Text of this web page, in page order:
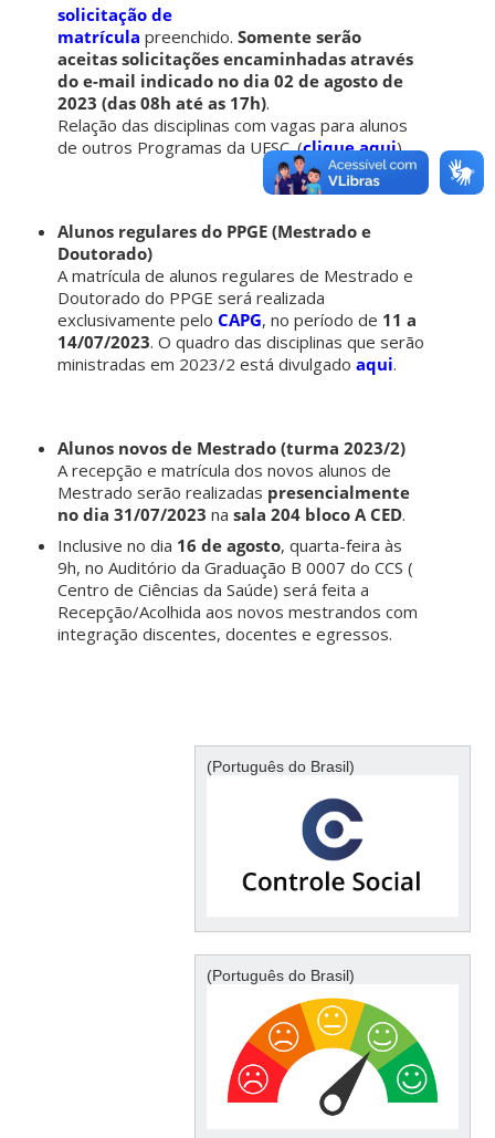
solicitação de
matrícula preenchido.Somente serão
aceitas solicitações encaminhadas através
do e-mail indicado no dia 02 de agosto de
2023 (das 08h até as 17h).
Relação das disciplinas com vagas para alunos
de outros Programas da UFSC. (clique aqui)
Alunos regulares do PPGE (Mestrado e
Doutorado)
A matrícula de alunos regulares de Mestrado e
Doutorado do PPGE será realizada
exclusivamente peloCAPG, no período de 11 a
14/07/2023. O quadro das disciplinas que serão
ministradas em 2023/2 está divulgadoaqui.
Alunos novos de Mestrado (turma 2023/2)
A recepção e matrícula dos novos alunos de
Mestrado serão realizadas presencialmente
no dia 31/07/2023 nasala 204 bloco A CED.
Inclusive no dia 16 de agosto, quarta-feira às
9h, no Auditório da Graduação B 0007 do CCS (
Centro de Ciências da Saúde) será feita a
Recepção/Acolhida aos novos mestrandos com
integração discentes, docentes e egressos.
(Português do Brasil)
(Português do Brasil)